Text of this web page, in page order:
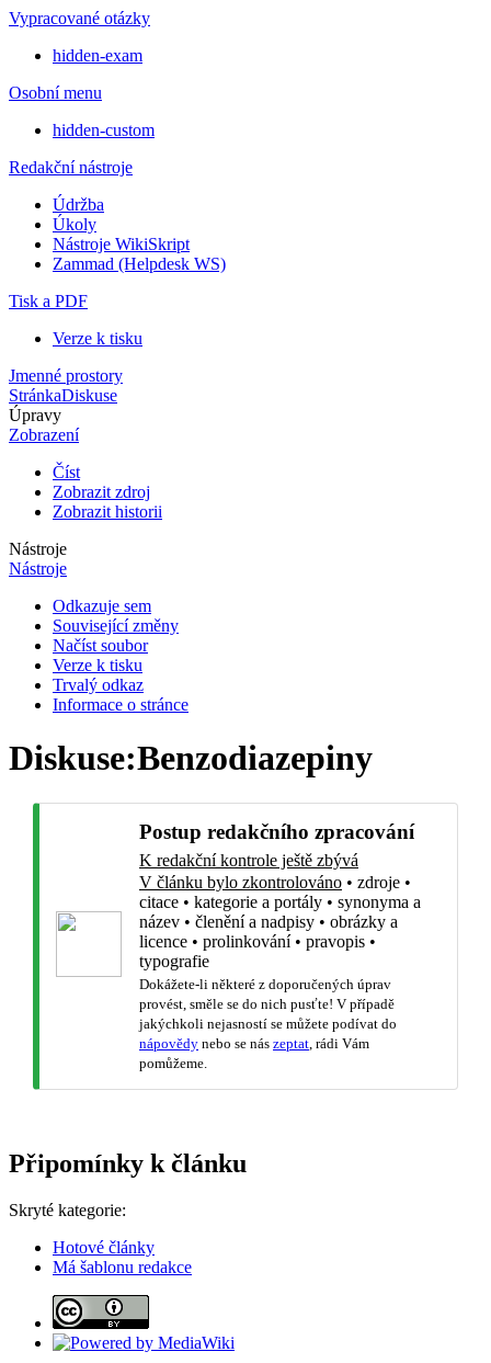
Vypracované otázky
hidden-exam
Osobní menu
hidden-custom
Redakční nástroje
Údržba
Úkoly
Nástroje WikiSkript
Zammad (Helpdesk WS)
Tisk a PDF
Verze k tisku
Jmenné prostory
StránkaDiskuse
Úpravy
Zobrazení
Číst
Zobrazit zdroj
Zobrazit historii
Nástroje
Nástroje
Odkazuje sem
Související změny
Načíst soubor
Verze k tisku
Trvalý odkaz
Informace o stránce
Diskuse:Benzodiazepiny
Postup redakčního zpracování
K redakční kontrole ještě zbývá
V článku bylo zkontrolováno • zdroje •
citace • kategorie a portály • synonyma a
název • členění a nadpisy • obrázky a
licence • prolinkování• pravopis •
typografie
Dokážete-li některé z doporučených úprav
provést, směle se do nich pusťte! V případě
jakýchkoli nejasností se můžete podívat do
nápovědy nebo se nás zeptat , rádi Vám
pomůžeme.
Připomínky k článku
Skryté kategorie:
Hotové články
Má šablonu redakce